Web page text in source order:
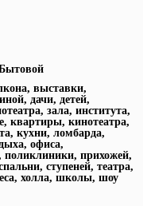
выставки,
дачи, детей,
зала, института,
квартиры, кинотеатра,
кухни, ломбарда,
офиса,
поликлиники, прихожей,
ступеней, театра,
холла, школы, шоу